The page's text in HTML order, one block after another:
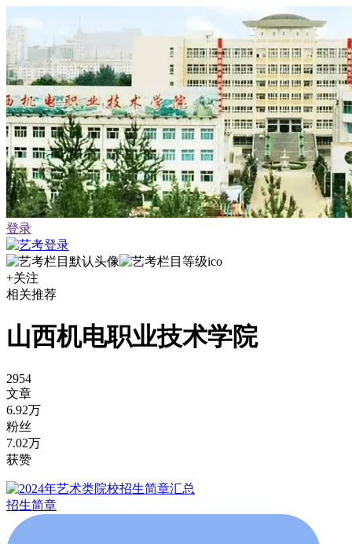
登录
+关注
相关推荐
山西机电职业技术学院
2954
文章
6.92万
粉丝
7.02万
获赞
招生简章